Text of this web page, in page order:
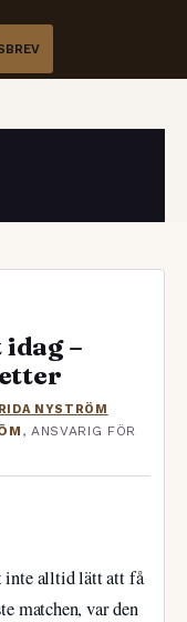
–
NYSTRÖM
, ANSVARIG FÖR
inte alltid lätt att få
matchen, var den